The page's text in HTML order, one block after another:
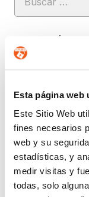
Esta página web
Este Sitio Web
fines necesarios
web y su
estadísticas, y
medir visitas y
todas, solo
ACUERDOS Y
COMPLIANCE
CONSULTORA
CORPORATIVO
DERECHOS
ECOMMERCE